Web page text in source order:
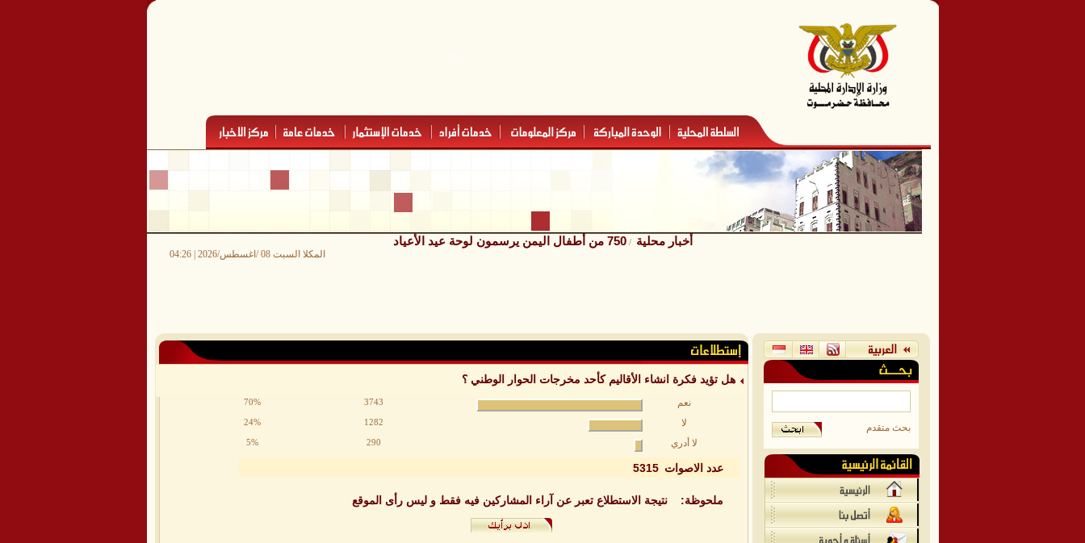
أخبار محلية /750 من أطفال اليمن يرسمون لوحة عيد الأعياد
المكلا السبت 08 /اغسطس/2026 | 04:26
هل تؤيد فكرة انشاء الأقاليم كأحد مخرجات الحوار الوطني ؟
نعم 3743
70%
لا 1282
24%
لا أدري 290
5%
عدد الاصوات 5315
ملحوظة: نتيجة الاستطلاع تعبر عن آراء المشاركين فيه فقط و ليس رأى الموقع
بحث متقدم